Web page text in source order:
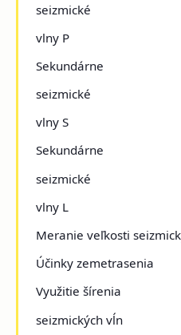
seizmické
vlny P
Sekundárne
seizmické
vlny S
Sekundárne
seizmické
vlny L
Meranie veľkosti
Účinky zemetrasenia
Využitie šírenia
seizmických vĺn